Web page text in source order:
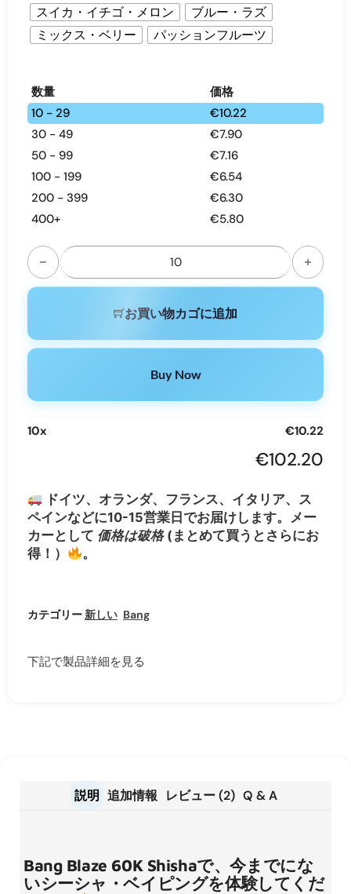
スイカ・イチゴ・メロン
ブルー・ラズ
ミックス・ベリー
パッションフルーツ
数量
価格
10 - 29
€10.22
30 - 49
€7.90
50 - 99
€7.16
100 - 199
€6.54
200 - 399
€6.30
400+
€5.80
Bang Blaze Shisha 60K | 60000 puffs long lasting
お買い物カゴに追加
Buy Now
10x €10.22
€102.20
ドイツ、オランダ、フランス、イタリア、ス
ペインなどに10-15営業日でお届けします。メー
カーとして 価格は破格(まとめて買うとさらにお
得！）
。
カテゴリー新しい Bang
下記で製品詳細を見る
説明 追加情報 レビュー (2) Q & A
Bang Blaze 60K Shishaで、今までにな
いシーシャ・ベイピングを体験してくだ